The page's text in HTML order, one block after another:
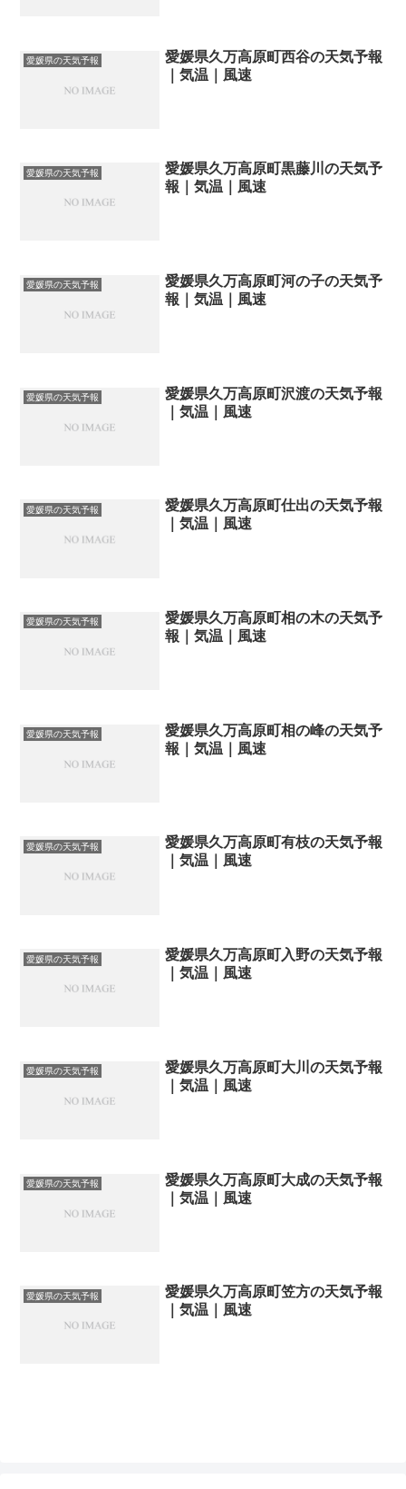
愛媛県の天気予報
愛媛県久万高原町西谷の天気予報
｜気温｜風速
愛媛県の天気予報
愛媛県久万高原町黒藤川の天気予
報｜気温｜風速
愛媛県の天気予報
愛媛県久万高原町河の子の天気予
報｜気温｜風速
愛媛県の天気予報
愛媛県久万高原町沢渡の天気予報
｜気温｜風速
愛媛県の天気予報
愛媛県久万高原町仕出の天気予報
｜気温｜風速
愛媛県の天気予報
愛媛県久万高原町相の木の天気予
報｜気温｜風速
愛媛県の天気予報
愛媛県久万高原町相の峰の天気予
報｜気温｜風速
愛媛県の天気予報
愛媛県久万高原町有枝の天気予報
｜気温｜風速
愛媛県の天気予報
愛媛県久万高原町入野の天気予報
｜気温｜風速
愛媛県の天気予報
愛媛県久万高原町大川の天気予報
｜気温｜風速
愛媛県の天気予報
愛媛県久万高原町大成の天気予報
｜気温｜風速
愛媛県の天気予報
愛媛県久万高原町笠方の天気予報
｜気温｜風速